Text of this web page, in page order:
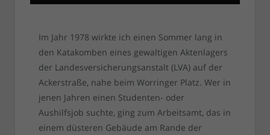
Im Jahr 1978 wirkte ich einen Sommer lang in
den Katakomben eines gewaltigen Aktenlagers
der Landesversicherungsanstalt (LVA) auf der
Ackerstraße, nahe beim Worringer Platz. Wer in
jenen Jahren einen Studenten- oder
Aushilfsjob suchte, ging zum Arbeitsamt, das in
einem düsteren Gebäude am Rande der